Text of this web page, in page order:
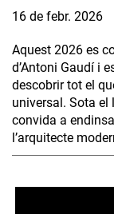
16 de febr. 2026
Aquest 2026 es
d’Antoni Gaudí i
descobrir tot el
universal. Sota el
convida a
l’arquitecte